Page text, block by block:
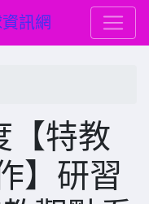
訊網
【特教
】研習